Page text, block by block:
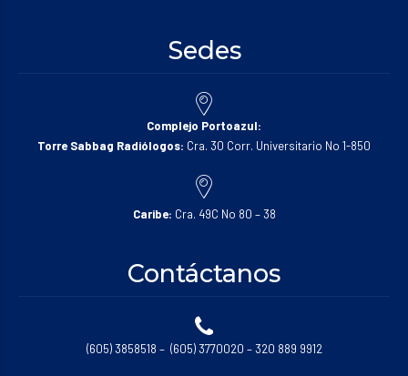
Sedes
Complejo Portoazul:
Torre Sabbag Radiólogos: Cra. 30 Corr. Universitario No 1-850
Caribe: Cra. 49C No 80 – 38
Contáctanos
(605) 3858518 – (605) 3770020 – 320 889 9912